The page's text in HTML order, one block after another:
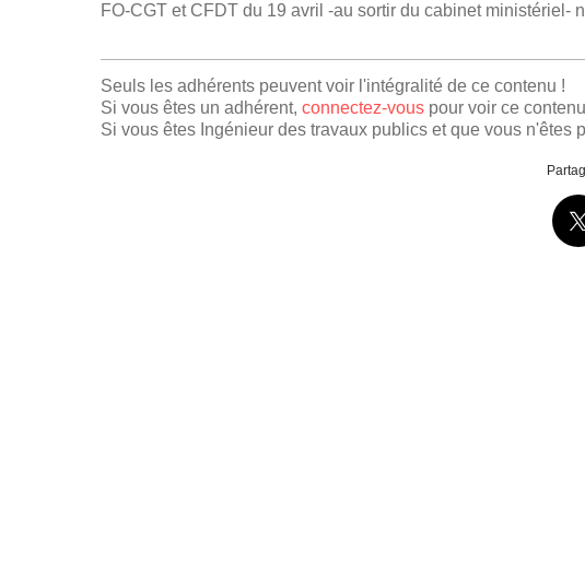
FO-CGT et CFDT du 19 avril -au sortir du cabinet ministériel-
Seuls les adhérents peuvent voir l'intégralité de ce contenu !
Si vous êtes un adhérent, connectez-vous pour voir ce
Si vous êtes Ingénieur des travaux publics et que vous n'êtes